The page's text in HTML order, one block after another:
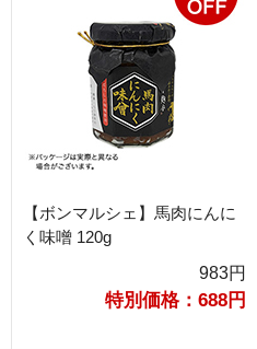
【ボンマルシェ】馬肉にんに
く味噌 120g
983円
特別価格：688円